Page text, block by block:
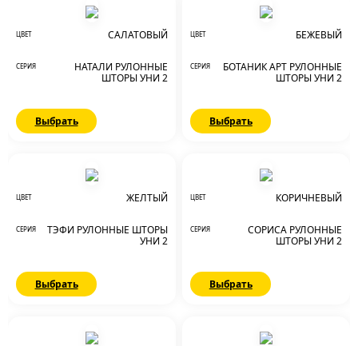
ЦВЕТ САЛАТОВЫЙ
СЕРИЯ
НАТАЛИ РУЛОННЫЕ
ШТОРЫ УНИ 2
Выбрать
ЦВЕТ БЕЖЕВЫЙ
СЕРИЯ
БОТАНИК АРТ РУЛОННЫЕ
ШТОРЫ УНИ 2
Выбрать
ЦВЕТ ЖЕЛТЫЙ
СЕРИЯ
ТЭФИ РУЛОННЫЕ ШТОРЫ
УНИ 2
Выбрать
ЦВЕТ КОРИЧНЕВЫЙ
СЕРИЯ
СОРИСА РУЛОННЫЕ
ШТОРЫ УНИ 2
Выбрать